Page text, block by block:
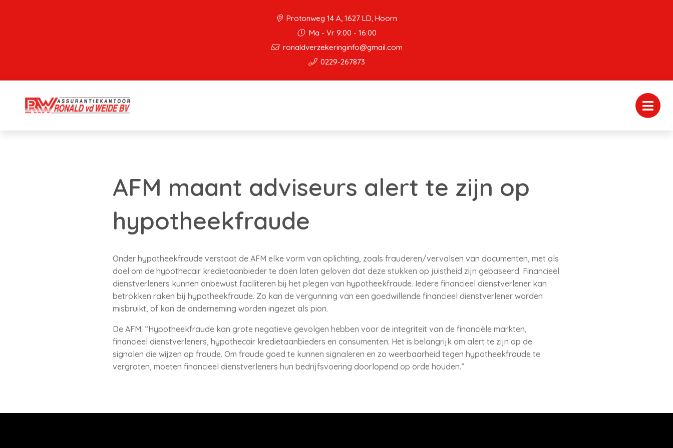
Protonweg 14 A, 1627 LD, Hoorn
Ma - Vr 9:00 - 16:00
ronaldverzekeringinfo@gmail.com
0229-267873
AFM maant adviseurs alert te zijn op
hypotheekfraude
Onder hypotheekfraude verstaat de AFM elke vorm van oplichting, zoals frauderen/vervalsen van documenten, met als
doel om de hypothecair kredietaanbieder te doen laten geloven dat deze stukken op juistheid zijn gebaseerd. Financieel
dienstverleners kunnen onbewust faciliteren bij het plegen van hypotheekfraude. Iedere financieel dienstverlener kan
betrokken raken bij hypotheekfraude. Zo kan de vergunning van een goedwillende financieel dienstverlener worden
misbruikt, of kan de onderneming worden ingezet als pion.
De AFM: “Hypotheekfraude kan grote negatieve gevolgen hebben voor de integriteit van de financiële markten,
financieel dienstverleners, hypothecair kredietaanbieders en consumenten. Het is belangrijk om alert te zijn op de
signalen die wijzen op fraude. Om fraude goed te kunnen signaleren en zo weerbaarheid tegen hypotheekfraude te
vergroten, moeten financieel dienstverleners hun bedrijfsvoering doorlopend op orde houden.”